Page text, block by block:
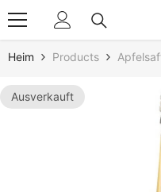
Heim Products
Ausverkauft